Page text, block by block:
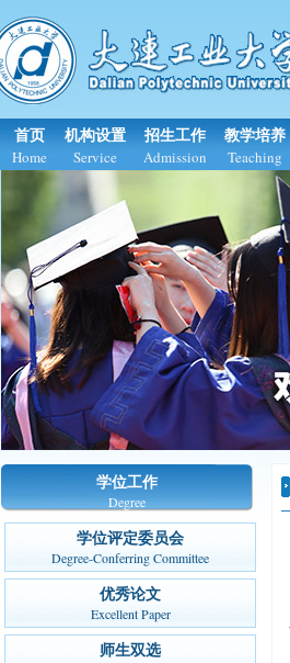
首页
Home
机构设置
Service
招生工作
Admission
教学培养
Teaching
学位工作
Degree
学位评定委员会
Degree-Conferring Committee
优秀论文
Excellent Paper
师生双选